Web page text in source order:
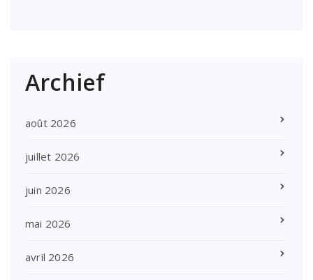
Archief
août 2026
juillet 2026
juin 2026
mai 2026
avril 2026